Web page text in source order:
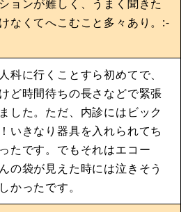
ョンが難しく、うまく聞きた
なくてへこむこと多々あり。:-
科に行くことすら初めてで、
ど時間待ちの長さなどで緊張
した。ただ、内診にはビック
いきなり器具を入れられてち
たです。でもそれはエコー
の袋が見えた時には泣きそう
かったです。